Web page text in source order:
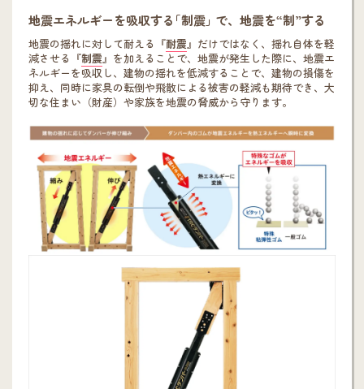
地震エネルギーを吸収する｢制震｣ で、地震を“制”する
地震の揺れに対して耐える『耐震 』だけではなく、揺れ自体を軽
減させる『制震 』を加えることで、地震が発生した際に、地震エ
ネルギーを吸収し、建物の揺れを低減することで、建物の損傷を
抑え、同時に家具の転倒や飛散による被害の軽減も期待でき、大
切な住まい（財産）や家族を地震の脅威から守ります。